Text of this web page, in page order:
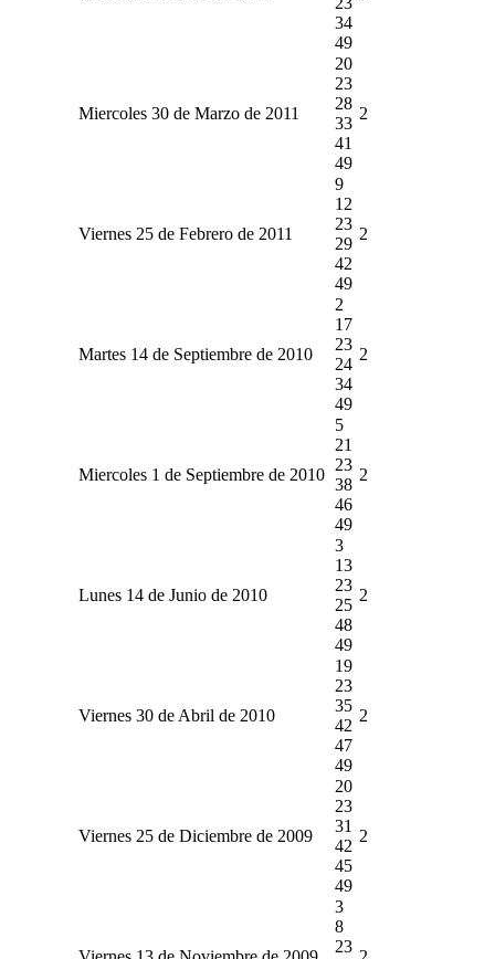
34
49
Miercoles 30 de Marzo de 2011
20
23
28
33
41
49
2
Viernes 25 de Febrero de 2011
9
12
23
29
42
49
2
Martes 14 de Septiembre de 2010
2
17
23
24
34
49
2
Miercoles 1 de Septiembre de 2010
5
21
23
38
46
49
2
Lunes 14 de Junio de 2010
3
13
23
25
48
49
2
Viernes 30 de Abril de 2010
19
23
35
42
47
49
2
Viernes 25 de Diciembre de 2009
20
23
31
42
45
49
2
3
8
23